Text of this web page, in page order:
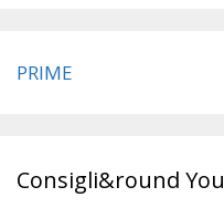
PRIME
Consigli&round You